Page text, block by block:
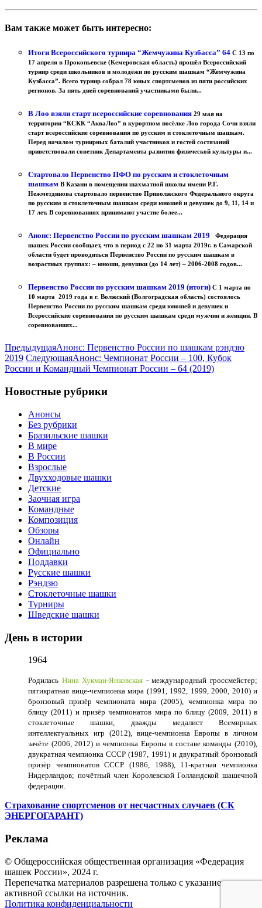
Вам также может быть интересно:
Итоги Всероссийского турнира “Жемчужина Кузбасса” 64 С 13 по
17 апреля в Прокопьевске (Кемеровская область) прошёл Всероссийский
турнир среди школьников и молодёжи по русским шашкам “Жемчужина
Кузбасса”. Всего турнир собрал 78 юных спортсменов из пяти российских
регионов. За пять дней соревнований участниками были...
В Лоо взяли старт всероссийские соревнования 29 мая на
территории “КСКК “АкваЛоо” в курортном посёлке Лоо города Сочи взяли
старт всероссийские соревнования по русским и стоклеточным шашкам.
Перед началом турнирных баталий участников и гостей состязаний
приветствовали советник Департамента развития физической культуры и...
Стартовало Первенство ПФО по русским и стоклеточным
шашкам В Казани в помещении шахматной школы имени Р.Г.
Нежметдинова стартовало первенство Приволжского Федерального округа
по русским и стоклеточным шашкам среди юношей и девушек до 9, 11, 14 и
17 лет. В соревнованиях принимают участие более...
Анонс: Первенство России по русским шашкам 2019
Федерация
шашек России сообщает, что в период с 22 по 31 марта 2019г. в Самарской
области будет проводиться Первенство России по русским шашкам в
возрастных группах: – юноши, девушки (до 14 лет) – 2006-2008 годов...
Первенство России по русским шашкам 2019 (итоги) С 1 марта по
10 марта 2019 года в г. Волжский (Волгоградская область) состоялось
Первенство России по русским шашкам среди юношей и девушек и
Всероссийские соревнования по русским шашкам среди мужчин и женщин. В
соревнованиях...
ПредыдущаяАнонс: Первенство России по шашкам рэндзю
2019 СледующаяАнонс: Чемпионат России – 100, Кубок
России и Командный Чемпионат России – 64 (2019)
Новостные рубрики
Анонсы
Без рубрики
Бразильские шашки
В мире
В России
Взрослые
Двухходовые шашки
Детские
Заочная игра
Командные
Композиция
Обзоры
Онлайн
Официально
Поддавки
Русские шашки
Рэндзю
Стоклеточные шашки
Турниры
Шведские шашки
День в истории
1964
Родилась Нина Хукман-Янковская - международный гроссмейстер;
пятикратная вице-чемпионка мира (1991, 1992, 1999, 2000, 2010) и
бронзовый призёр чемпионата мира (2005), чемпионка мира по
блицу (2011) и призёр чемпионатов мира по блицу (2009, 2011) в
стоклеточные шашки, дважды медалист Всемирных
интеллектуальных игр (2012), вице-чемпионка Европы в личном
зачёте (2006, 2012) и чемпионка Европы в составе команды (2010),
двукратная чемпионка СССР (1987, 1991) и двукратный бронзовый
призёр чемпионатов СССР (1986, 1988), 11-кратная чемпионка
Нидерландов; почётный член Королевской Голландской шашечной
федерации.
Страхование спортсменов от несчастных случаев (СК
ЭНЕРГОГАРАНТ)
Реклама
© Общероссийская общественная организация «Федерация
шашек России», 2024 г.
Перепечатка материалов разрешена только с указанием
активной ссылки на источник.
Политика конфиденциальности